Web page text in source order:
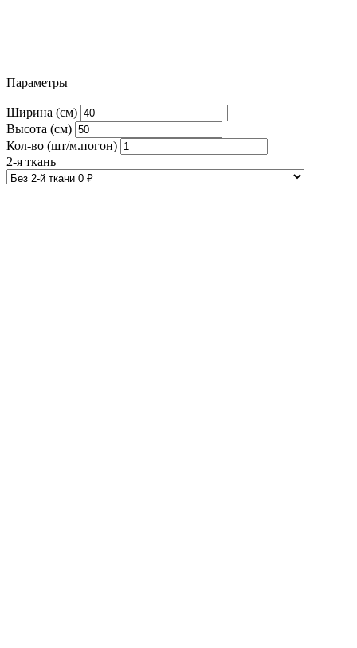
Параметры
Ширина (см)
Высота (см)
Кол-во (шт/м.погон)
2-я ткань